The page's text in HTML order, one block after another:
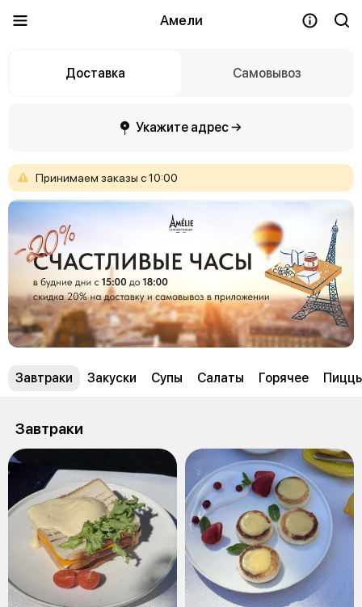
Амели
Доставка Самовывоз
Укажите адрес →
Принимаем заказы с10:00
Завтраки Закуски Супы Салаты Горячее
Завтраки